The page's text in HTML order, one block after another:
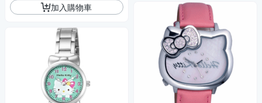
加入購物車